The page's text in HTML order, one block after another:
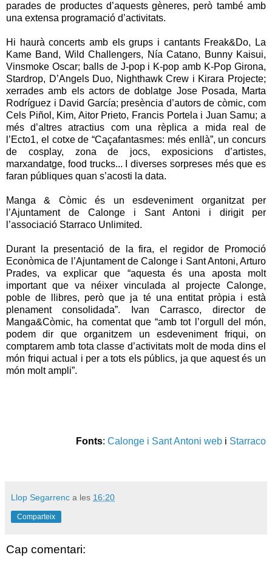
parades de productes d’aquests gèneres, però també amb
una extensa programació d’activitats.
Hi haurà concerts amb els grups i cantants Freak&Do, La
Kame Band, Wild Challengers, Nía Catano, Bunny Kaisui,
Vinsmoke Oscar; balls de J-pop i K-pop amb K-Pop Girona,
Stardrop, D’Angels Duo, Nighthawk Crew i Kirara Projecte;
xerrades amb els actors de doblatge Jose Posada, Marta
Rodríguez i David García; presència d’autors de còmic, com
Cels Piñol, Kim, Aitor Prieto, Francis Portela i Juan Samu; a
més d’altres atractius com una rèplica a mida real de
l’Ecto1, el cotxe de “Caçafantasmes: més enllà”, un concurs
de cosplay, zona de jocs, exposicions d’artistes,
marxandatge, food trucks... I diverses sorpreses més que es
faran públiques quan s’acosti la data.
Manga & Còmic és un esdeveniment organitzat per
l’Ajuntament de Calonge i Sant Antoni i dirigit per
l’associació Starraco Unlimited.
Durant la presentació de la fira, el regidor de Promoció
Econòmica de l’Ajuntament de Calonge i Sant Antoni, Arturo
Prades, va explicar que “aquesta és una aposta molt
important que va néixer vinculada al projecte Calonge,
poble de llibres, però que ja té una entitat pròpia i està
plenament consolidada”. Ivan Carrasco, director de
Manga&Còmic, ha comentat que “amb tot l’orgull del món,
podem dir que organitzem un esdeveniment friqui, on
comptarem amb tota classe d’activitats molt de moda dins el
món friqui actual i per a tots els públics, ja que aquest és un
món molt ampli”.
Fonts: Calonge i Sant Antoni web i Starraco
Llop Segarrenc a les 16:20
Comparteix
Cap comentari: